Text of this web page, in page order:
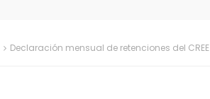
Declaración mensual de retenciones del